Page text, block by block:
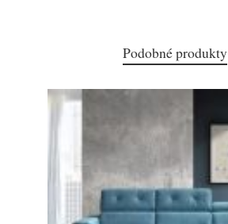
Podobné produkty